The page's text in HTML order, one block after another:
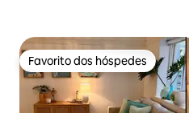
Favorito dos hóspedes
Favorito dos hóspedes